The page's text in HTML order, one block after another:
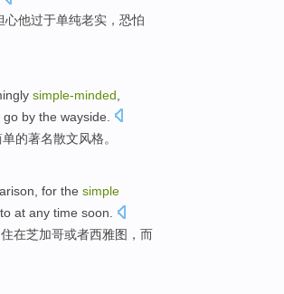
心他过于单纯老实 ，恐怕
simple-minded
go by the wayside.
单的著名散文风格。
, for the simple
at any time soon.
在芝加哥或者西雅图 ， 而